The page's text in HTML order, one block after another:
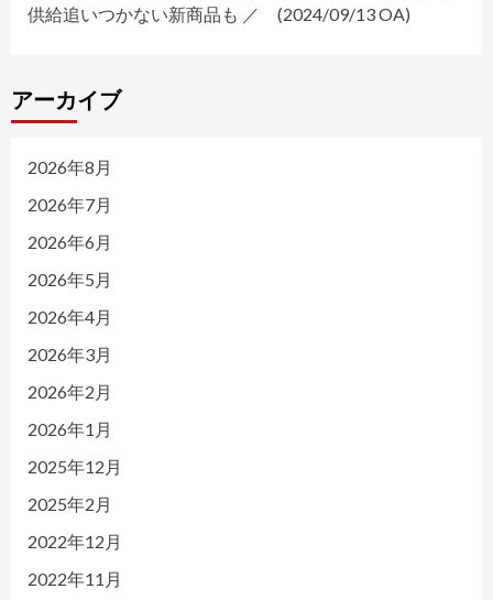
供給追いつかない新商品も ／ (2024/09/13 OA)
アーカイブ
2026年8月
2026年7月
2026年6月
2026年5月
2026年4月
2026年3月
2026年2月
2026年1月
2025年12月
2025年2月
2022年12月
2022年11月